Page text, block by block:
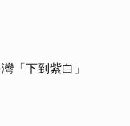
「下到紫白」